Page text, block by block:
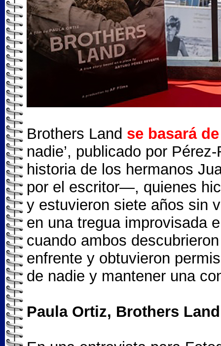
Brothers Land se basará
nadie’, publicado por
historia de los hermanos
por el escritor—, quienes
y estuvieron siete años sin
en una tregua improvisada
cuando ambos
enfrente y obtuvieron
de nadie y mantener una
Paula Ortiz, Brothers